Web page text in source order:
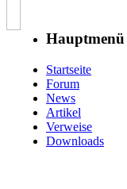
Hauptmenü
Startseite
Forum
News
Artikel
Verweise
Downloads